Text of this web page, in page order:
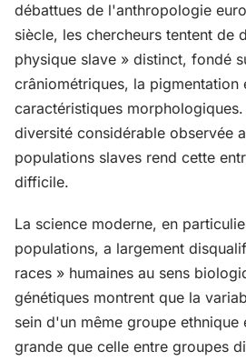
débattues de l'anthropologie
siècle, les chercheurs tentent de
physique slave » distinct, fondé
crâniométriques, la pigmentation
caractéristiques
diversité considérable observée
populations slaves rend cette
difficile.
La science moderne, en
populations, a largement
races » humaines au sens
génétiques montrent que la
sein d'un même groupe ethnique
grande que celle entre groupes